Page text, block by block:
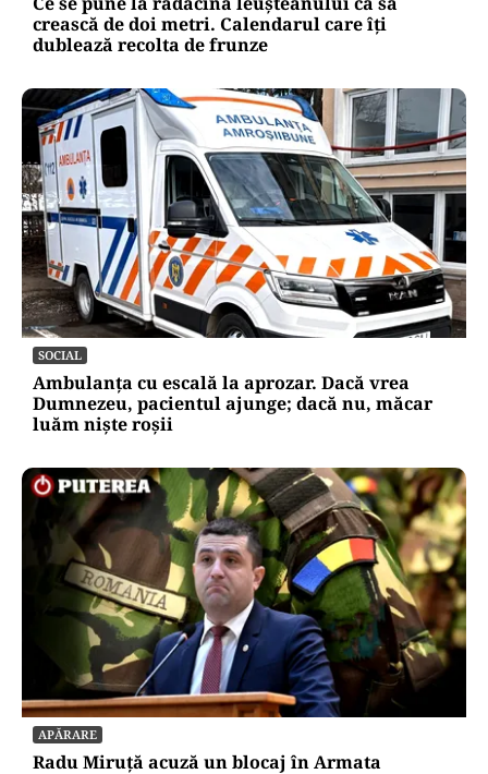
crească de doi metri. Calendarul care îți
dublează recolta de frunze
SOCIAL
Ambulanța cu escală la aprozar. Dacă vrea
Dumnezeu, pacientul ajunge; dacă nu, măcar
luăm niște roșii
APĂRARE
Radu Miruță acuză un blocaj în Armata